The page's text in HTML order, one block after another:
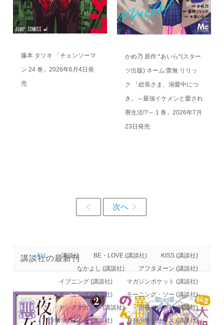
藤本 タツキ 「チェンソーマ
ン 24 巻」2026年6月4日発
売
かめ乃 原作:*あいら*(スター
ツ出版) ネーム:蕾無 リリッ
ク 「総長さま、溺愛中につ
き。～最強イケメンと愛され
寮生活!?～ 1 巻」2026年7月
23日発売
講談社の最新刊
ALL 講談社 BE・LOVE (講談社)
KISS (講談社)
なかよし (講談社)
アフタヌーン (講談社)
イブニング (講談社)
マガジンポケット (講談社)
モーニング (講談社)
モーニング・ツー (講談社)
ヤングマガジン (講談社)
別冊フレンド (講談社)
少年マガジンR (講談社)
月刊少年シリウス (講談社)